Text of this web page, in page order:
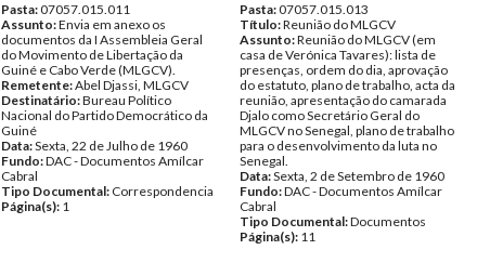
Pasta:07057.015.011
Assunto:Envia em anexo os
documentos da I Assembleia Geral
do Movimento de Libertação da
Guiné e Cabo Verde (MLGCV).
Remetente:Abel Djassi, MLGCV
Destinatário:Bureau Político
Nacional do Partido Democrático da
Guiné
Data:Sexta, 22 de Julho de 1960
Fundo:DAC - Documentos Amílcar
Cabral
Tipo Documental: Correspondencia
Página(s): 1
Pasta:07057.015.013
Título:Reunião do MLGCV
Assunto:Reunião do MLGCV (em
casa de Verónica Tavares): lista de
presenças, ordem do dia, aprovação
do estatuto, plano de trabalho, acta da
reunião, apresentação do camarada
Djalo como Secretário Geral do
MLGCV no Senegal, plano de trabalho
para o desenvolvimento da luta no
Senegal.
Data:Sexta, 2 de Setembro de 1960
Fundo:DAC - Documentos Amílcar
Cabral
Tipo Documental:Documentos
Página(s): 11